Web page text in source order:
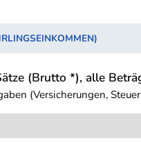
(Brutto *), alle
(Versicherungen,